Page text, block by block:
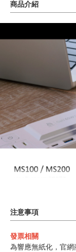
商品介紹
注意事項
發票相關
為響應無紙化，官